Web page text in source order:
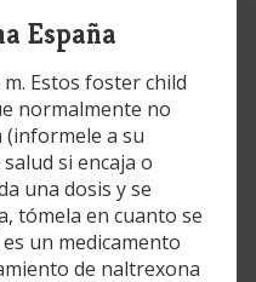
España
Estos foster child
normalmente no
(informele a su
si encaja o
una dosis y se
tómela en cuanto se
un medicamento
de naltrexona